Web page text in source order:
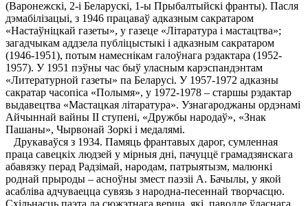
(Варонежскі, 2-і Беларускі, 1-ы Прыбалтыйскі франты). Пасля
дэмабілізацыі, з 1946 працаваў адказным сакратаром
«Настаўніцкай газеты», у газеце «Літаратура і мастацтва»;
загадчыкам аддзела публіцыстыкі і адказным сакратаром
(1946-1951), потым намеснікам галоўнага рэдактара (1952-
1957). У 1951 пэўны час быў уласным карэспандэнтам
«Литературной газеты» па Беларусі. У 1957-1972 адказны
сакратар часопіса «Полымя», у 1972-1978 – старшы рэдактар
выдавецтва «Мастацкая літаратура». Узнагароджаны ордэнамі
Айчыннай вайны ІІ ступені, «Дружбы народаў», «Знак
Пашаны», Чырвонай Зоркі і медалямі.
Друкаваўся з 1934. Памяць франтавых дарог, сумленная
праца савецкіх людзей у мірныя дні, пачуццё грамадзянскага
абавязку перад Радзімай, народам, патрыятызм, малюнкі
роднай прыроды – асноўны змест паэзіі А. Бачылы, у якой
асабліва адчуваецца сувязь з народна-песеннай творчасцю.
Схільнасць паэта да сюжэтнага верша, які, паводле ўласнага